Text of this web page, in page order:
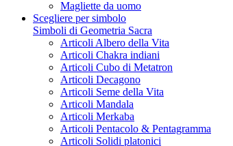
Magliette da uomo
Scegliere per simbolo
Simboli di Geometria Sacra
Articoli Albero della Vita
Articoli Chakra indiani
Articoli Cubo di Metatron
Articoli Decagono
Articoli Seme della Vita
Articoli Mandala
Articoli Merkaba
Articoli Pentacolo & Pentagramma
Articoli Solidi platonici